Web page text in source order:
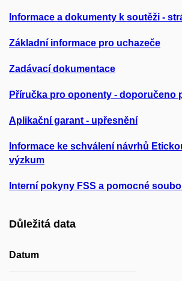
Informace a dokumenty k soutěži -
Základní informace pro uchazeče
Zadávací dokumentace
Příručka pro oponenty - doporučeno
Aplikační garant - upřesnění
Informace ke schválení návrhů
výzkum
Interní pokyny FSS a pomocné
Důležitá data
Datum